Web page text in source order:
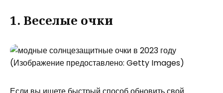
1. Веселые очки
(Изображение предоставлено: Getty Images)